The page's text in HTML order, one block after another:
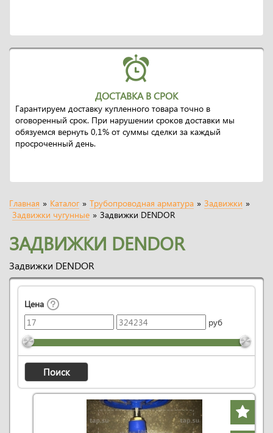
ДОСТАВКА В СРОК
Гарантируем доставку купленного товара точно в
оговоренный срок. При нарушении сроков доставки мы
обязуемся вернуть 0,1% от суммы сделки за каждый
просроченный день.
Главная » Каталог » Трубопроводная арматура » Задвижки »
Задвижки чугунные » Задвижки DENDOR
ЗАДВИЖКИ DENDOR
Задвижки DENDOR
Цена
руб
Поиск